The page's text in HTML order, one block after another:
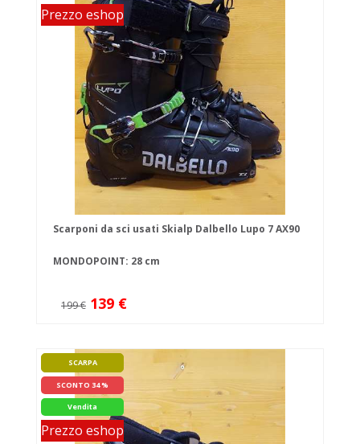
Prezzo eshop
Scarponi da sci usati Skialp Dalbello Lupo 7 AX90
MONDOPOINT: 28 cm
199 € 139 €
SCARPA
SCONTO 34 %
Vendita
Prezzo eshop